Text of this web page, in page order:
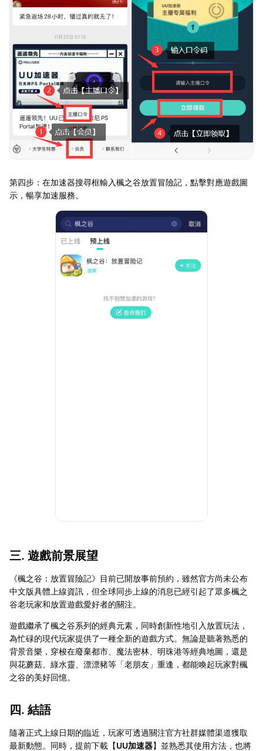
第四步：在加速器搜尋框輸入楓之谷放置冒險記，點擊對應遊戲圖
示，暢享加速服務。
三. 遊戲前景展望
《楓之谷：放置冒險記》目前已開放事前預約，雖然官方尚未公布
中文版具體上線資訊，但全球同步上線的消息已經引起了眾多楓之
谷老玩家和放置遊戲愛好者的關注。
遊戲繼承了楓之谷系列的經典元素，同時創新性地引入放置玩法，
為忙碌的現代玩家提供了一種全新的遊戲方式。無論是聽著熟悉的
背景音樂，穿梭在廢棄都市、魔法密林、明珠港等經典地圖，還是
與花蘑菇、綠水靈、漂漂豬等「老朋友」重逢，都能喚起玩家對楓
之谷的美好回憶。
四. 結語
隨著正式上線日期的臨近，玩家可透過關注官方社群媒體渠道獲取
最新動態。同時，提前下載【UU加速器】並熟悉其使用方法，也將